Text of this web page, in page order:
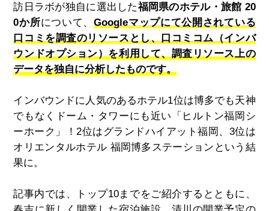
訪日ラボが独自に選出した福岡県のホテル・旅館 20
0か所について、Googleマップにて公開されている
口コミを調査のリソース とし、 口コミコム（インバ
ウンドオプション）を利用して、調査リソース上の
データを独自に分析したものです。
インバウンドに人気のあるホテル1位は博多でも天神
でもなくドーム・タワーにも近い「ヒルトン福岡シ
ーホーク」！2位はグランドハイアット福岡、3位は
オリエンタルホテル 福岡博多ステーションという結
果に。
記事内では、トップ10までをご紹介するとともに、